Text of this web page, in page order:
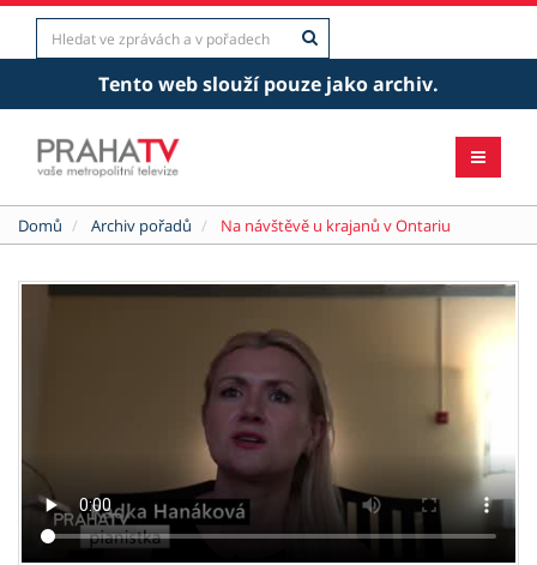
Tento web slouží pouze jako archiv.
Domů Archiv pořadů Na návštěvě u krajanů v Ontariu